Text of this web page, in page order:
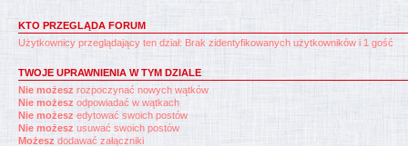
KTO PRZEGLĄDA FORUM
Użytkownicy przeglądający ten dział: Brak zidentyfikowanych użytkowników i 1 gość
TWOJE UPRAWNIENIA W TYM DZIALE
Nie możesz rozpoczynać nowych wątków
Nie możesz odpowiadać w wątkach
Nie możesz edytować swoich postów
Nie możesz usuwać swoich postów
Możesz dodawać załączniki